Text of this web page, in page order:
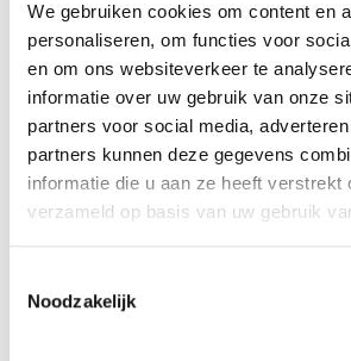
We gebruiken cookies om content en
personaliseren, om functies voor
en om ons websiteverkeer te
informatie over uw gebruik van onze
partners voor social media,
partners kunnen deze gegevens
informatie die u aan ze heeft verstrekt
verzameld op basis van uw gebruik
Noodzakelijk
Let op: een overboeking kan 1 tot 3
Riverty – achteraf betalen:ontvang
betaal daarna via een digitale factuur.
Klarna – achteraf of gespreid
In3 – gespreid betalen zonder rente:
3 termijnen binnen 60 dagen, zonder